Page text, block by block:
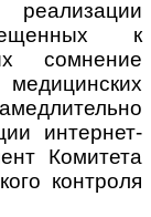
к
сомнение
интернет-
Комитета
контроля